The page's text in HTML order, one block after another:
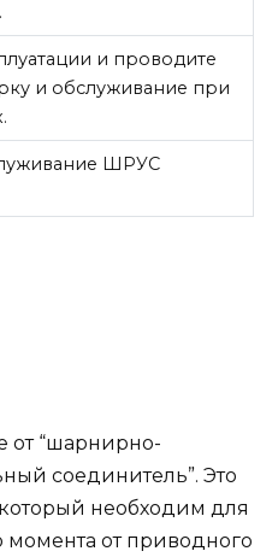
и проводите
и обслуживание при
ШРУС
от “шарнирно-
соединитель”. Это
необходим для
от приводного